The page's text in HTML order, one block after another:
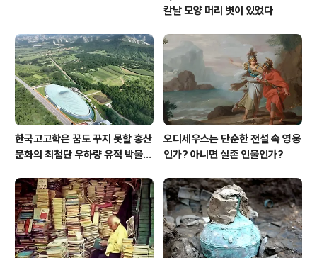
칼날 모양 머리 볏이 있었다
한국고고학은 꿈도 꾸지 못할 홍산
문화의 최첨단 우하량 유적 박물관
오디세우스는 단순한 전설 속 영웅
인가? 아니면 실존 인물인가?